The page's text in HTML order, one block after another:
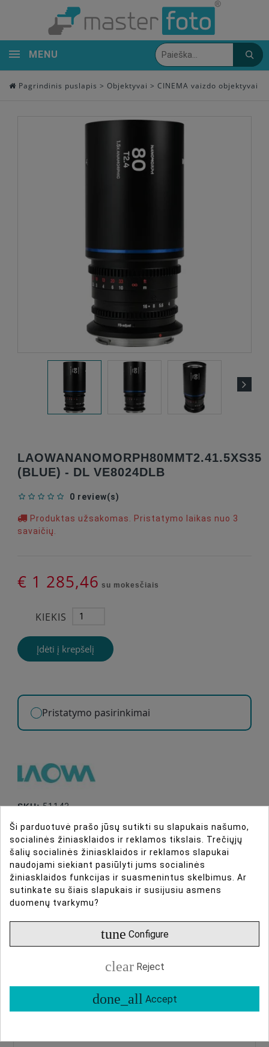
MENU
Pagrindinis puslapis > Objektyvai > CINEMA vaizdo objektyvai
LAOWANANOMORPH80MMT2.41.5XS35
(BLUE) - DL VE8024DLB
0 review(s)
Produktas užsakomas. Pristatymo laikas nuo 3
savaičių.
€ 1 285,46 su mokesčiais
KIEKIS
Įdėti į krepšelį
Pristatymo pasirinkimai
SKU: 51143
Model: VE8024DLB
Ean:6940486706116
Būklė: Naujas produktas
DIRBTINIO INTELEKTO ASISTENTAS
Ši parduotuvė prašo jūsų sutikti su slapukais našumo,
socialinės žiniasklaidos ir reklamos tikslais. Trečiųjų
šalių socialinės žiniasklaidos ir reklamos slapukai
naudojami siekiant pasiūlyti jums socialinės
žiniasklaidos funkcijas ir suasmenintus skelbimus. Ar
sutinkate su šiais slapukais ir susijusiu asmens
duomenų tvarkymu?
tune Configure
clear Reject
done_all Accept